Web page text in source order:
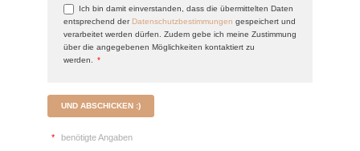
Ich bin damit einverstanden, dass die übermittelten Daten
entsprechend der Datenschutzbestimmungen gespeichert und
verarbeitet werden dürfen. Zudem gebe ich meine Zustimmung
über die angegebenen Möglichkeiten kontaktiert zu
werden.
*
UND ABSCHICKEN :)
* benötigte Angaben